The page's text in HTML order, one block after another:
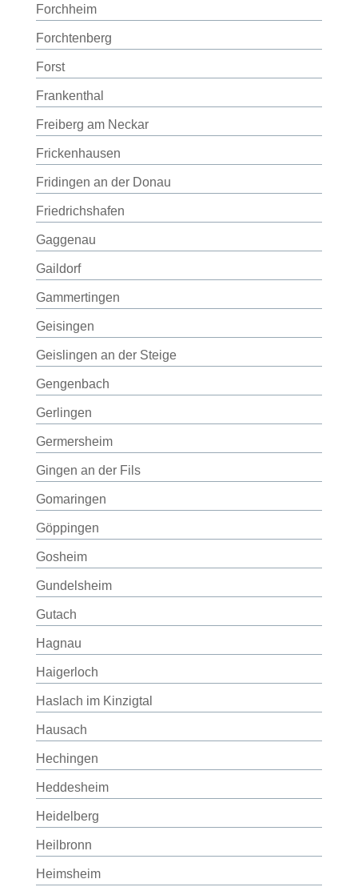
Forchheim
Forchtenberg
Forst
Frankenthal
Freiberg am Neckar
Frickenhausen
Fridingen an der Donau
Friedrichshafen
Gaggenau
Gaildorf
Gammertingen
Geisingen
Geislingen an der Steige
Gengenbach
Gerlingen
Germersheim
Gingen an der Fils
Gomaringen
Göppingen
Gosheim
Gundelsheim
Gutach
Hagnau
Haigerloch
Haslach im Kinzigtal
Hausach
Hechingen
Heddesheim
Heidelberg
Heilbronn
Heimsheim